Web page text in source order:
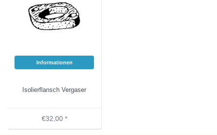
Informationen
Isolierflansch Vergaser
€32,00 *